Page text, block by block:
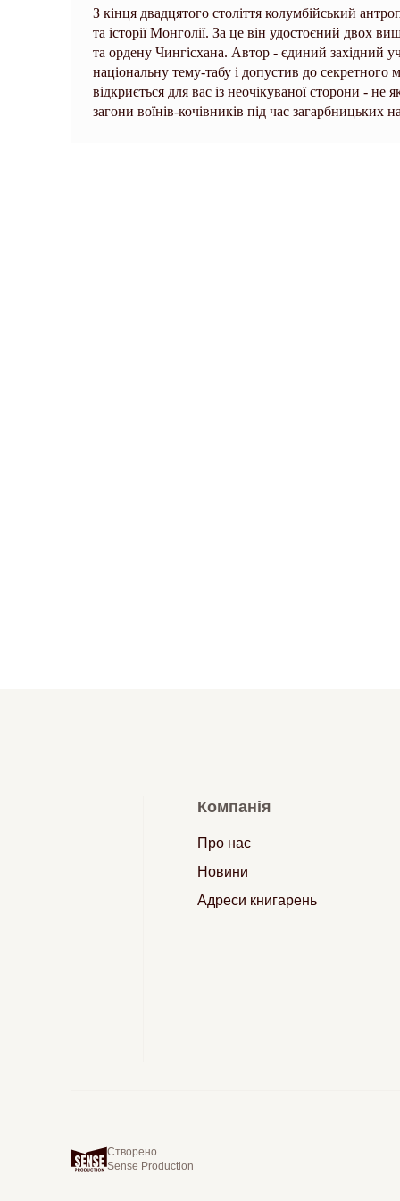
З кінця двадцятого століття колумбійський
та історії Монголії. За це він удостоєний двох
та ордену Чингісхана. Автор - єдиний західний
національну тему-табу і допустив до секретного
відкриється для вас із неочікуваної сторони -
загони воїнів-кочівників під час загарбницьких
Компанія
Про нас
Новини
Адреси книгарень
Створено
Sense Production